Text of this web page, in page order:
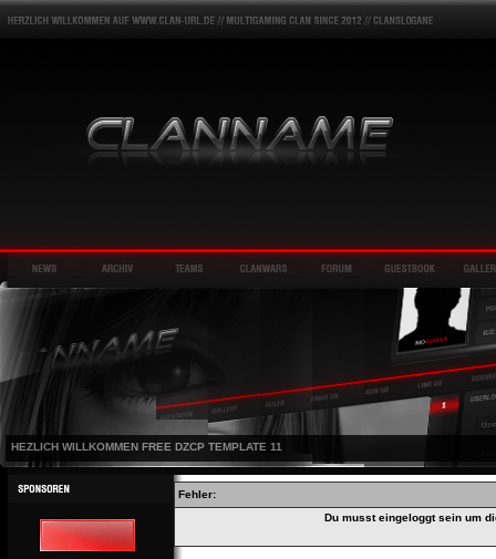
HEZLICH WILLKOMMEN FREE DZCP TEMPLATE 11
Fehler:
Du musst eingeloggt sein um